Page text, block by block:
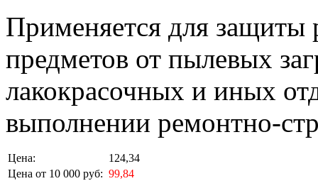
Применяется для защиты
предметов от пылевых
лакокрасочных и иных
выполнении ремонтно-
Цена:
124,34
Цена от 10 000 руб: 99,84